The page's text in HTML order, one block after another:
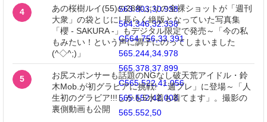
563.803,30.938
564.346,32.338
C564.756,33.391
565.244,34.978
565.378,37.899
C565.522,41.056
565.552,42.003
565.552,50
4
あの桜樹ルイ(55)の28年ぶりの全裸ショットが「週刊
大衆」の袋とじに! 長らく絶版となっていた写真集
「櫻 - SAKURA -」もデジタル限定で発売～「今の私
もみたい！という声に調子にのってしまいました
(^◇^;)」
5
お尻スポンサーも話題のNGなし破天荒アイドル・鈴
木Mob.が初グラビアに挑戦! 「週プレ」に登場～「人
生初のグラビア!!!しかも5水着も着てます」。撮影の
裏側動画も公開